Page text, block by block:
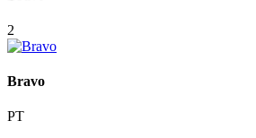
2
Bravo
PT